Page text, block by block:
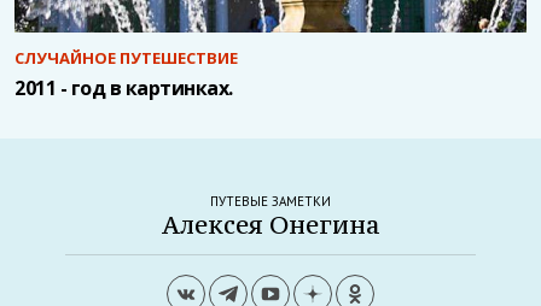
СЛУЧАЙНОЕ ПУТЕШЕСТВИЕ
2011 - год в картинках.
ПУТЕВЫЕ ЗАМЕТКИ
Алексея Онегина